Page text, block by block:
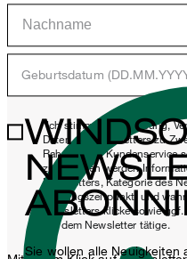
Geburtsdatum
*Ich stimme der Erhebung,
Daten des Newsletters zu
Rahmen des Kundenservice
zu. Erhoben werden
Newsletters, Kategorie des
Öffnungszeitpunkt) und
Newsletters klicke sowie
mit dem Newsletter tätige.
Sie wollen alle Neuigkeiten